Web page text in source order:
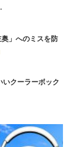
」へのミスを防
クーラーボック